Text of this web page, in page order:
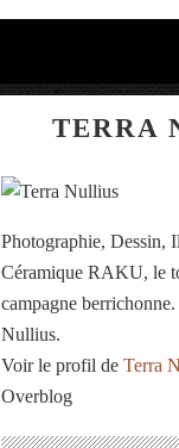
TERRA
Photographie, Dessin,
Céramique RAKU, le
campagne
Nullius.
Voir le profil de Terra
Overblog